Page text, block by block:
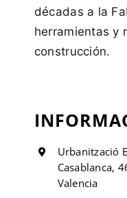
décadas a la
herramientas y
construcción.
Urbanització
Casablanca,
Valencia